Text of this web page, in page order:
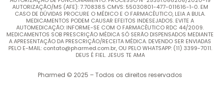
AUTORIZAÇÃO/MS (AFE): 7.70838.5 CMVS: 55030801-477-011616-1-0. EM
CASO DE DÚVIDAS PROCURE O MÉDICO E O FARMACÊUTICO, LEIA A BULA.
MEDICAMENTOS PODEM CAUSAR EFEITOS INDESEJADOS. EVITE A
AUTOMEDICAÇÃO: INFORME-SE COM O FARMACÊUTICO RDC 44/2009.
MEDICAMENTOS SOB PRESCRIÇÃO MÉDICA SÓ SERÃO DISPENSADOS MEDIANTE
A APRESENTAÇÃO DA PRESCRIÇÃO/RECEITA MÉDICA. DEVENDO SER ENVIADAS
PELO E-MAIL: contato@pharmed.com.br, OU PELO WHATSAPP: (11) 3399-7011.
DEUS É FIEL. JESUS TE AMA
Pharmed © 2025 – Todos os direitos reservados